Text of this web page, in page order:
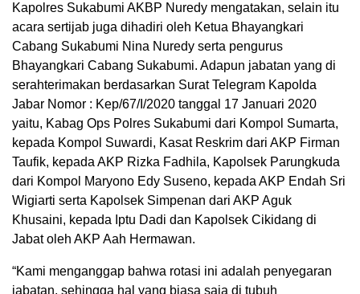
Kapolres Sukabumi AKBP Nuredy mengatakan, selain itu
acara sertijab juga dihadiri oleh Ketua Bhayangkari
Cabang Sukabumi Nina Nuredy serta pengurus
Bhayangkari Cabang Sukabumi. Adapun jabatan yang di
serahterimakan berdasarkan Surat Telegram Kapolda
Jabar Nomor : Kep/67/I/2020 tanggal 17 Januari 2020
yaitu, Kabag Ops Polres Sukabumi dari Kompol Sumarta,
kepada Kompol Suwardi, Kasat Reskrim dari AKP Firman
Taufik, kepada AKP Rizka Fadhila, Kapolsek Parungkuda
dari Kompol Maryono Edy Suseno, kepada AKP Endah Sri
Wigiarti serta Kapolsek Simpenan dari AKP Aguk
Khusaini, kepada Iptu Dadi dan Kapolsek Cikidang di
Jabat oleh AKP Aah Hermawan.
“Kami menganggap bahwa rotasi ini adalah penyegaran
jabatan, sehingga hal yang biasa saja di tubuh